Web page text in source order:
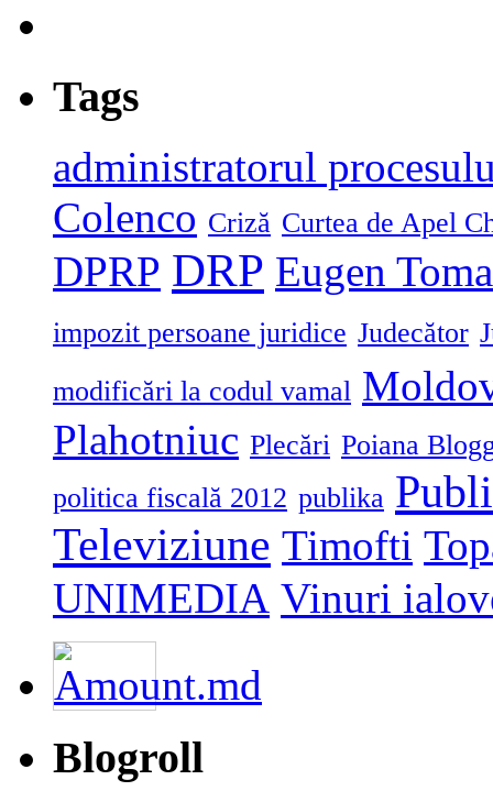
Tags
administratorul
Colenco Criză Curtea de Apel
DPRP DRP Eugen
impozit persoane juridice Judecător
modificări la codul vamal
Plahotniuc Plecări Poiana
politica fiscală 2012 publika
Televiziune Timofti
UNIMEDIA Vinuri
Blogroll